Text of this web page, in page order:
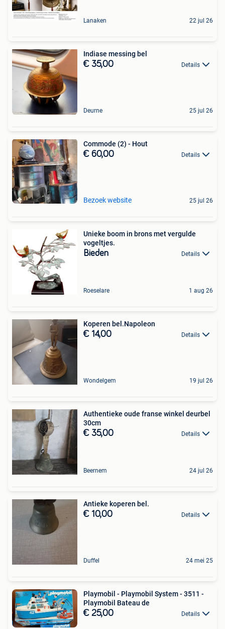
Lanaken 22 jul 26
Indiase messing bel
€ 35,00 Details
Deurne 25 jul 26
Commode (2) - Hout
€ 60,00 Details
Bezoek website 25 jul 26
Unieke boom in brons met vergulde
vogeltjes.
Bieden Details
Roeselare 1 aug 26
Koperen bel.Napoleon
€ 14,00 Details
Wondelgem 19 jul 26
Authentieke oude franse winkel deurbel
30cm
€ 35,00 Details
Beernem 24 jul 26
Antieke koperen bel.
€ 10,00 Details
Duffel 24 mei 25
Playmobil - Playmobil System - 3511 -
Playmobil Bateau de
€ 25,00 Details